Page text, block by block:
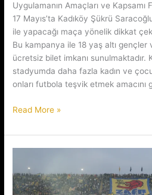
Uygulamanın Amaçları ve Kapsamı
17 Mayıs’ta Kadıköy Şükrü
ile yapacağı maça yönelik dikkat
Bu kampanya ile 18 yaş altı gençler
ücretsiz bilet imkanı sunulmaktadır.
stadyumda daha fazla kadın ve
onları futbola teşvik etmek amacını
Fenerbahçe
ve
Genç
Ücretsiz
Bilet
Read More »